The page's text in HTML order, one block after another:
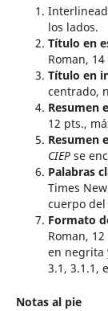
los lados.
Título en
Roman,
Título en
centrado,
Resumen
12 pts.,
Resumen
CIEPse
Palabras
Times
cuerpo del
Formato
Roman,
en negrita
3.1, 3.1.1,
Notas al pie